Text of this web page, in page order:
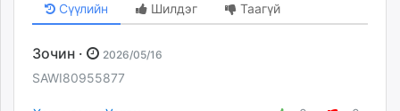
Сүүлийн Шилдэг Таагүй
Зочин · 2026/05/16
SAWI80955877